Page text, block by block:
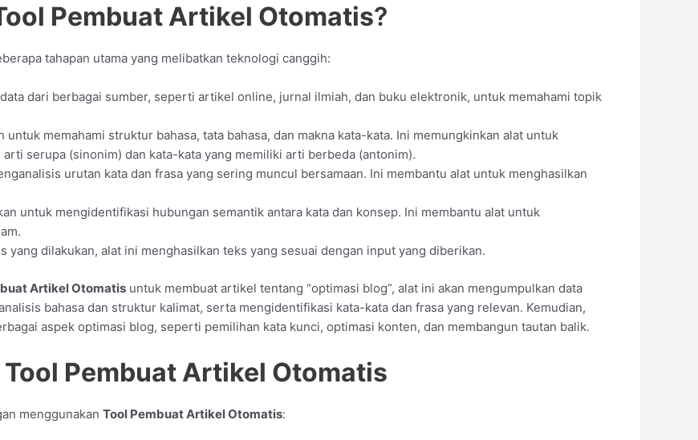
Pembuat Artikel Otomatis?
tahapan utama yang melibatkan teknologi canggih:
dari berbagai sumber, seperti artikel online, jurnal ilmiah, dan buku elektronik, untuk memahami topik
untuk memahami struktur bahasa, tata bahasa, dan makna kata-kata. Ini memungkinkan alat untuk
serupa (sinonim) dan kata-kata yang memiliki arti berbeda (antonim).
urutan kata dan frasa yang sering muncul bersamaan. Ini membantu alat untuk menghasilkan
untuk mengidentifikasi hubungan semantik antara kata dan konsep. Ini membantu alat untuk
yang dilakukan, alat ini menghasilkan teks yang sesuai dengan input yang diberikan.
Artikel Otomatis untuk membuat artikel tentang “optimasi blog”, alat ini akan mengumpulkan data
bahasa dan struktur kalimat, serta mengidentifikasi kata-kata dan frasa yang relevan. Kemudian,
aspek optimasi blog, seperti pemilihan kata kunci, optimasi konten, dan membangun tautan balik.
Tool Pembuat Artikel Otomatis
menggunakan Tool Pembuat Artikel Otomatis: